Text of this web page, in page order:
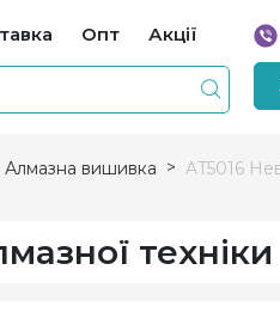
Опт Акції
Алмазна вишивка AT5016
техніки